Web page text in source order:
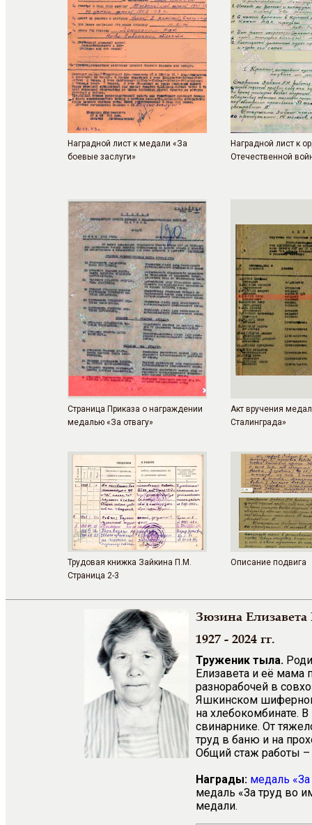
Наградной лист к медали «За
боевые заслуги»
Наградной лист к
Отечественной
Страница Приказа о награждении
медалью «За отвагу»
Акт вручения
Сталинграда»
Трудовая книжка Зайкина П.М.
Страница 2-3
Описание подвига
Зюзина
1927 - 2024 гг.
Труженик тыла.
Елизавета и её мама
разнорабочей в
Яшкинском шиферном
на хлебокомбинате. В
свинарнике. От
труд в баню и на
Общий стаж работы –
Награды: медаль
медаль «За труд во
медали.